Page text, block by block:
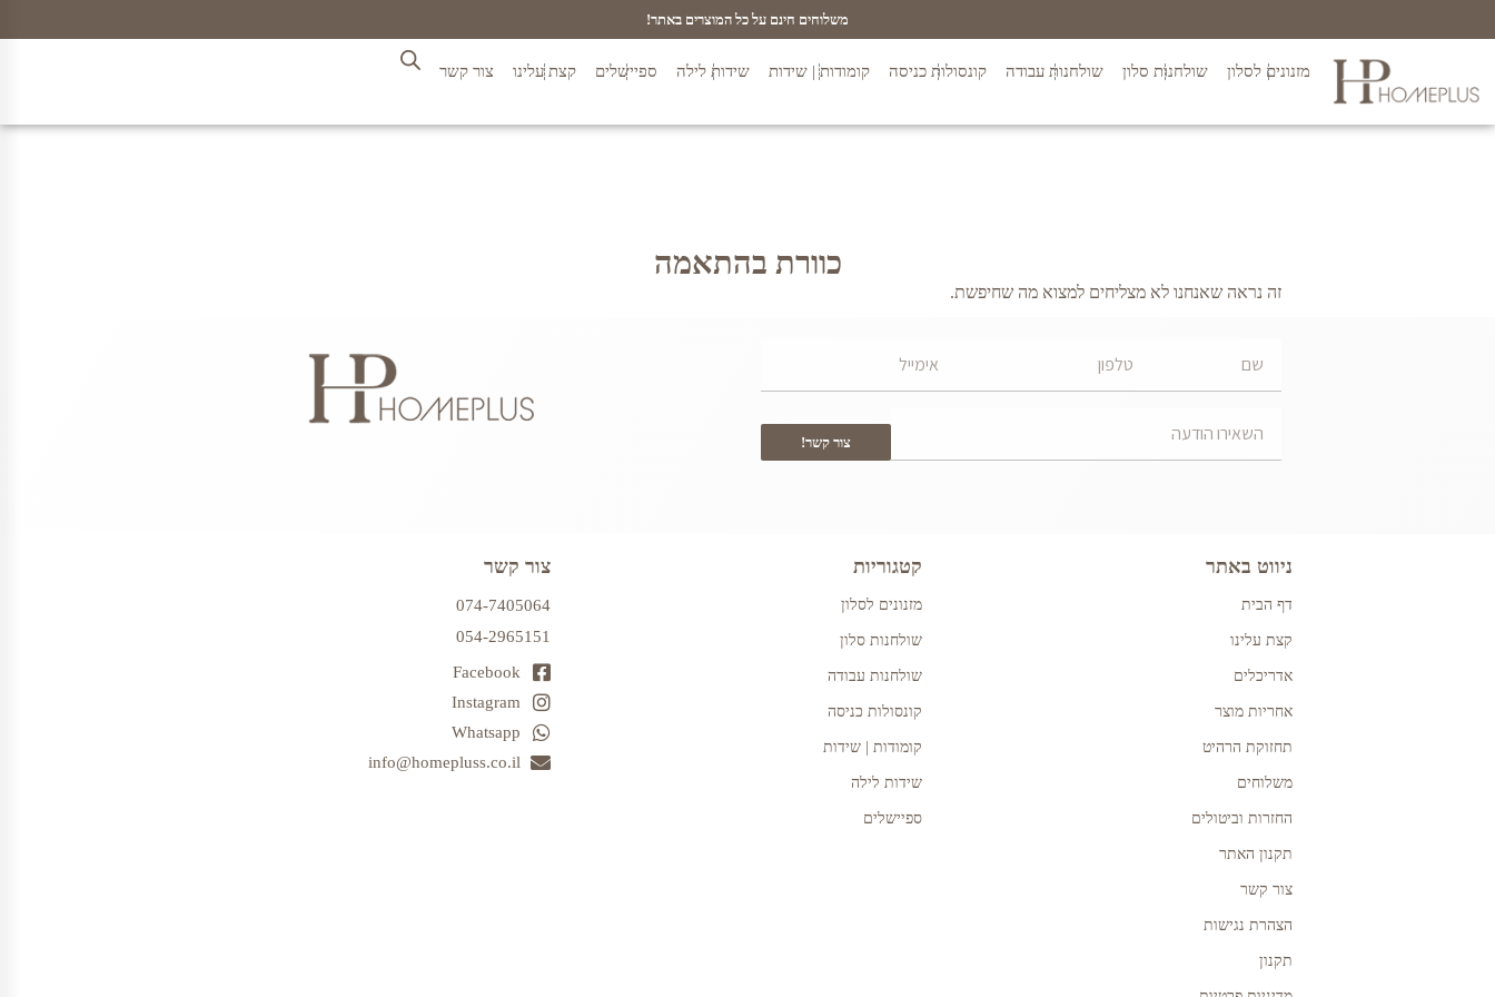
משלוחים חינם על כל המוצרים באתר!
מזנונים לסלון שולחנות סלון שולחנות עבודה קונסולות כניסה קומודות | שידות שידות לילה ספיישלים קצת עלינו צור קשר
כוורת בהתאמה
זה נראה שאנחנו לא מצליחים למצוא מה שחיפשת.
צור קשר!
ניווט באתר
דף הבית
קצת עלינו
אדריכלים
אחריות מוצר
תחזוקת הרהיט
משלוחים
החזרות וביטולים
תקנון האתר
צור קשר
הצהרת נגישות
תקנון
קטגוריות
מזנונים לסלון
שולחנות סלון
שולחנות עבודה
קונסולות כניסה
קומודות | שידות
שידות לילה
ספיישלים
צור קשר
074-7405064
054-2965151
Facebook
Instagram
Whatsapp
info@homepluss.co.il